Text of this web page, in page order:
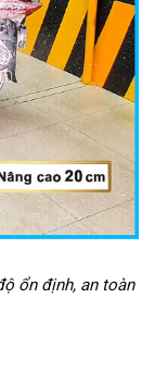
ổn định, an toàn